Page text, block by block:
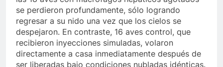
se perdieron profundamente, sólo logrando
regresar a su nido una vez que los cielos se
despejaron. En contraste, 16 aves control, que
recibieron inyecciones simuladas, volaron
directamente a casa inmediatamente después de
ser liberadas bajo condiciones nubladas idénticas.